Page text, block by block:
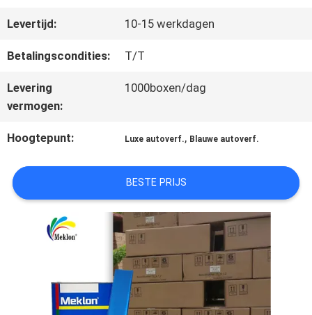
ONS
NIEUWS
VRAAG
EEN
OFFERTE
AAN
Levertijd: 10-15 werkdagen
Betalingscondities: T/T
Levering
vermogen:
1000boxen/dag
Hoogtepunt: Luxe autoverf., Blauwe autoverf.
BESTE PRIJS